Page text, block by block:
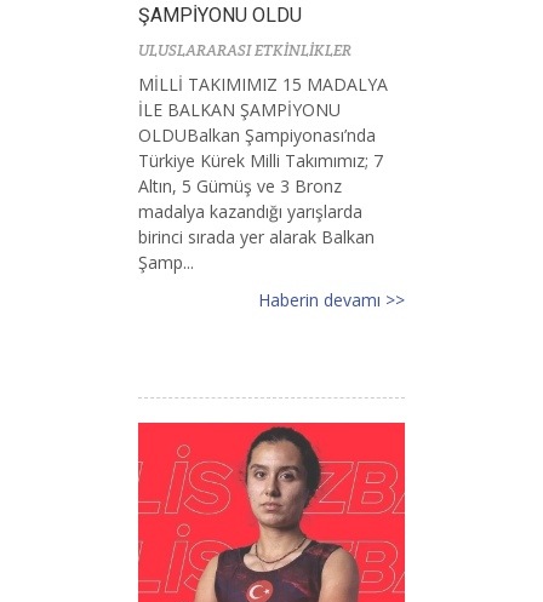
ŞAMPİYONU OLDU
ULUSLARARASI ETKİNLİKLER
MİLLİ TAKIMIMIZ 15 MADALYA
İLE BALKAN ŞAMPİYONU
OLDUBalkan Şampiyonası’nda
Türkiye Kürek Milli Takımımız; 7
Altın, 5 Gümüş ve 3 Bronz
madalya kazandığı yarışlarda
birinci sırada yer alarak Balkan
Şamp...
Haberin devamı >>